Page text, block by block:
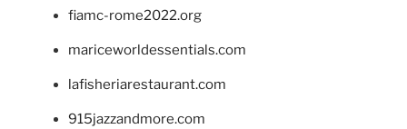
fiamc-rome2022.org
mariceworldessentials.com
lafisheriarestaurant.com
915jazzandmore.com